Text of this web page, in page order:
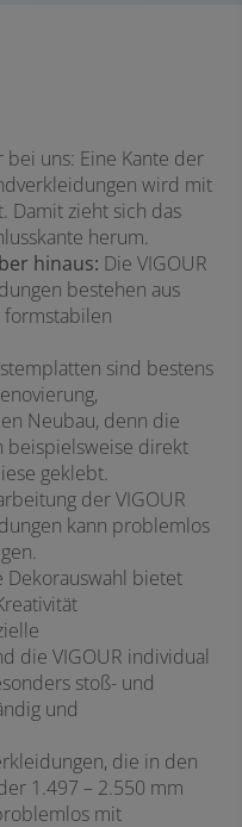
bei uns: Eine Kante der
wird mit
Damit zieht sich das
herum.
hinaus: Die VIGOUR
bestehen aus
formstabilen
sind bestens
Neubau, denn die
direkt
geklebt.
der VIGOUR
kann problemlos
Dekorauswahl bietet
die VIGOUR individual
stoß- und
und
die in den
1.497 – 2.550 mm
mit